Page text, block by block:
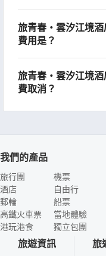
旅青春・雲汐江境
費用是？
旅青春・雲汐江境
費取消？
我們的產品
旅行團
酒店
郵輪
高鐵火車票
港玩港食
機票
自由行
船票
當地體驗
獨立包團
旅遊資訊 旅